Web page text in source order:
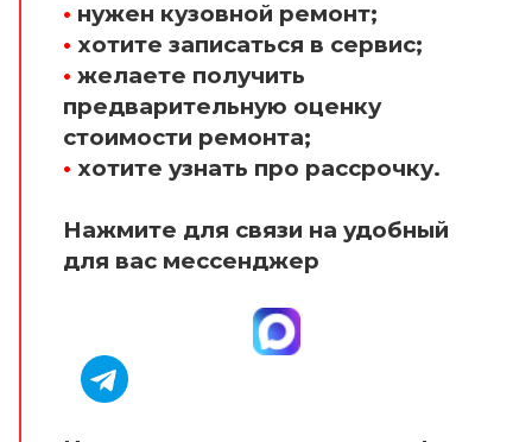
• нужен кузовной ремонт;
• хотите записаться в сервис;
• желаете получить
предварительную оценку
стоимости ремонта;
• хотите узнать про рассрочку.
Нажмите для связи на удобный
для вас мессенджер